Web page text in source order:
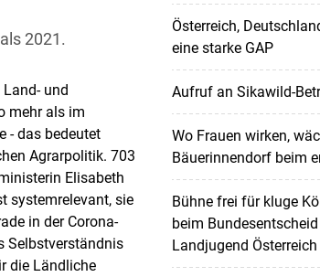
2021.
und
mehr als im
- das bedeutet
Agrarpolitik. 703
Elisabeth
systemrelevant, sie
in der Corona-
Selbstverständnis
die Ländliche
Österreich,
eine starke GAP
Aufruf an Sikawild-
Wo Frauen wirken,
Bäuerinnendorf beim
Bühne frei für kluge
beim
Landjugend Österreich